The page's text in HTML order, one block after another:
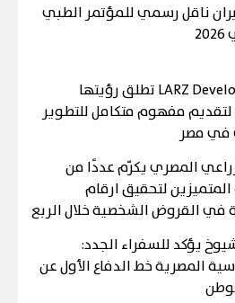
ناقل رسمي للمؤتمر الطبي
LARZ Developments تطلق رؤيتها
لتقديم مفهوم متكامل للتطوير
في مصر
المصري يكرّم عددًا من
لتحقيق ارقام
في القروض الشخصية خلال الربع
يؤكد للسفراء الجدد:
المصرية خط الدفاع الأول عن